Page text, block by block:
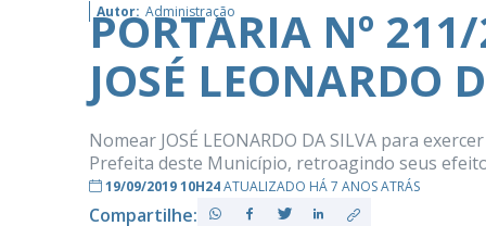
Mamanguape
–
Autor: Administração
PORTARIA Nº
JOSÉ LEONARDO
Nomear JOSÉ LEONARDO DA SILVA para
Prefeita deste Município, retroagindo seus
19/09/2019 10H24ATUALIZADO HÁ 7 ANOS ATRÁS
Compartilhe: